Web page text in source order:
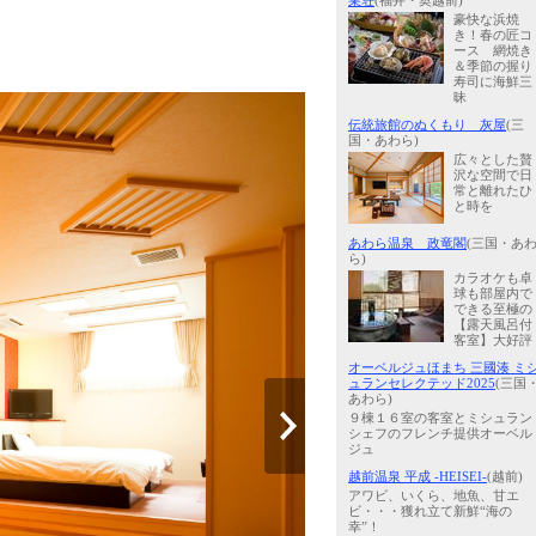
豪快な浜焼
き！春の匠コ
ース 網焼き
＆季節の握り
寿司に海鮮三
昧
伝統旅館のぬくもり 灰屋(三
国・あわら)
広々とした贅
沢な空間で日
常と離れたひ
と時を
あわら温泉 政竜閣(三国・あわ
ら)
カラオケも卓
球も部屋内で
できる至極の
【露天風呂付
客室】大好評
オーベルジュほまち 三國湊 ミ
ュランセレクテッド2025(三国
あわら)
９棟１６室の客室とミシュラン
シェフのフレンチ提供オーベル
ジュ
越前温泉 平成 -HEISEI-(越前)
アワビ、いくら、地魚、甘エ
ビ・・・獲れ立て新鮮“海の
幸”！